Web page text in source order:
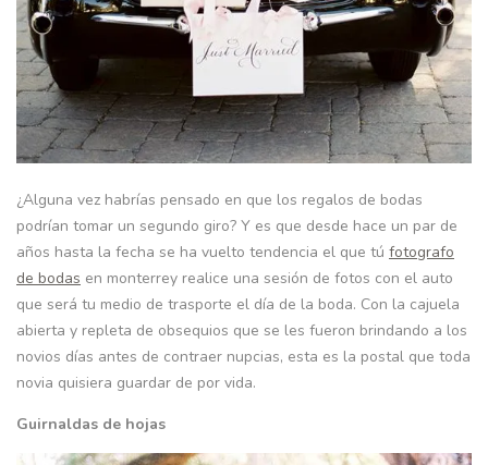
¿Alguna vez habrías pensado en que los regalos de bodas
podrían tomar un segundo giro? Y es que desde hace un par de
años hasta la fecha se ha vuelto tendencia el que tú fotografo
de bodas en monterrey realice una sesión de fotos con el auto
que será tu medio de trasporte el día de la boda. Con la cajuela
abierta y repleta de obsequios que se les fueron brindando a los
novios días antes de contraer nupcias, esta es la postal que toda
novia quisiera guardar de por vida.
Guirnaldas de hojas